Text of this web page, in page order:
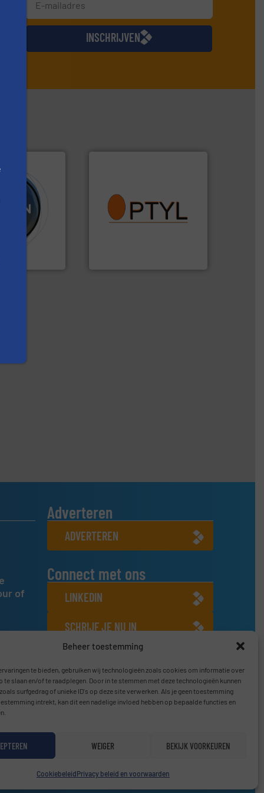
Beheer toestemming
te bieden, gebruiken wij technologieën zoals cookies om informatie over
te slaan en/of te raadplegen. Door in te stemmen met deze technologieën kunnen
surfgedrag of unieke ID's op deze site verwerken. Als je geen toestemming
intrekt, kan dit een nadelige invloed hebben op bepaalde functies en
WEIGER BEKIJK VOORKEUREN
CookiebeleidPrivacy beleid en voorwaarden
INSCHRIJVEN
BV
en
met
te verwerken
Meer info ➜
van officiële mg/Nm³ tot
QAL1 metingen: Optyl is het
aanspreekpunt voor uw
vragen omtrent stof.Meer
of
Adverteren
ADVERTEREN
Connect met ons
LINKEDIN
SCHRIJF JE NU IN
Privacy beleid & Algemene Voorwaarden|